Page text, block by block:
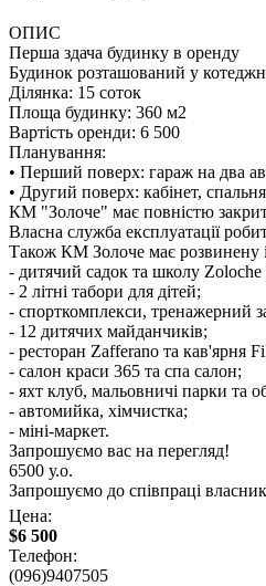
ОПИС
Перша здача будинку в оренду
Будинок розташований у
Ділянка: 15 соток
Площа будинку: 360 м2
Вартість оренди: 6 500
Планування:
• Перший поверх: гараж на два
• Другий поверх: кабінет,
КМ "Золоче" має повністю
Власна служба експлуатації
Також КМ Золоче має розвинену
- дитячий садок та школу
- 2 літні табори для дітей;
- спорткомплекси, тренажерний
- 12 дитячих майданчиків;
- ресторан Zafferano та кав'ярня
- салон краси 365 та спа салон;
- яхт клуб, мальовничі парки та
- автомийка, хімчистка;
- міні-маркет.
Запрошуємо вас на перегляд!
6500 у.о.
Запрошуємо до співпраці
Цена:
$6 500
Телефон:
(096)9407505